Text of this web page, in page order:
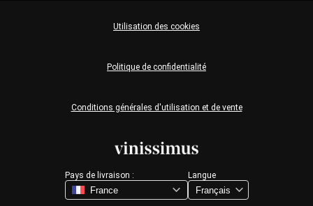
Pays de livraison : Langue
Conditions générales d'utilisation et de vente
Politique de confidentialité
Utilisation des cookies